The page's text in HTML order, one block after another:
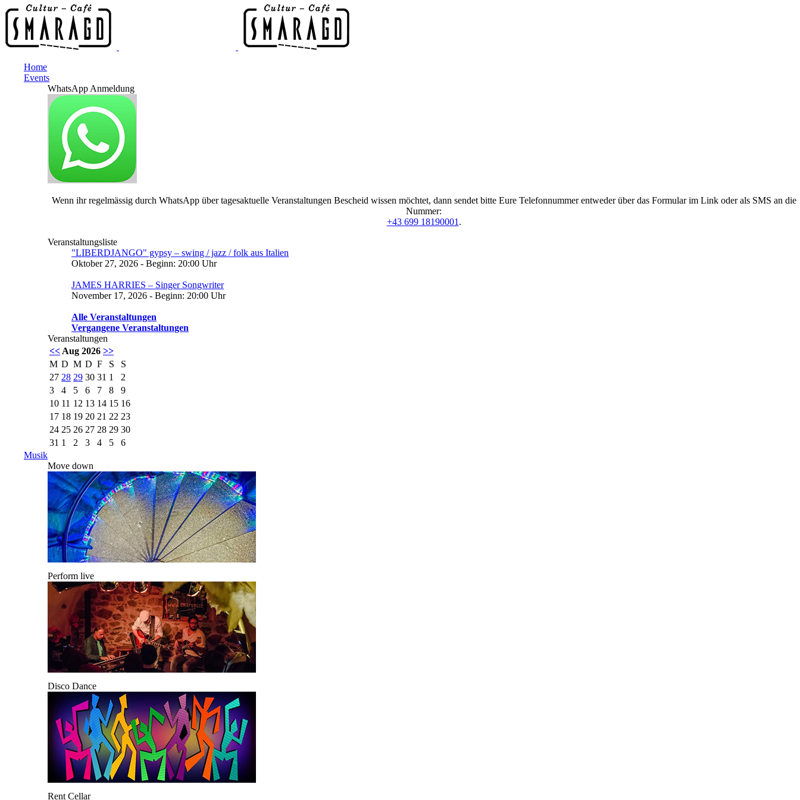
Home
Events
WhatsApp Anmeldung
Wenn ihr regelmässig durch WhatsApp über tagesaktuelle Veranstaltungen Bescheid wissen möchtet, dann sendet bitte Eure Telefonnummer entweder über das Formular im Link oder als SMS an die
Nummer:
+43 699 18190001 .
Veranstaltungsliste
"LIBERDJANGO" gypsy – swing / jazz / folk aus Italien
Oktober 27, 2026 - Beginn: 20:00 Uhr
JAMES HARRIES – Singer Songwriter
November 17, 2026 - Beginn: 20:00 Uhr
Alle Veranstaltungen
Vergangene Veranstaltungen
Veranstaltungen
<< Aug 2026 >>
M D M D F S
S
27 28 29 30 31 1
2
3
4 5 6 7 8
9
10 11 12 13 14 15 16
17 18 19 20 21 22 23
24 25 26 27 28 29 30
31 1 2 3 4 5
6
Musik
Move down
Perform live
Disco Dance
Rent Cellar